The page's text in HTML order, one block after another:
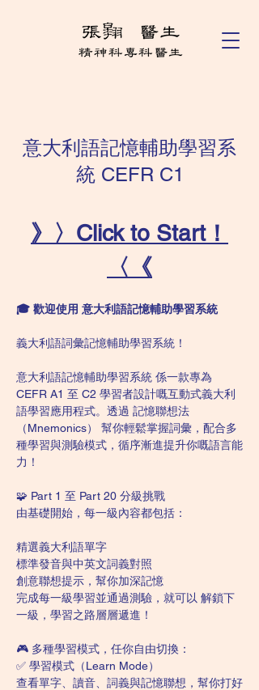
意大利語記憶輔助學習系
統 CEFR C1
》〉Click to Start！
〈《
🎓 歡迎使用 意大利語記憶輔助學習系統
義大利語詞彙記憶輔助學習系統！
意大利語記憶輔助學習系統 係一款專為
CEFR A1 至 C2 學習者設計嘅互動式義大利
語學習應用程式。透過 記憶聯想法
（Mnemonics） 幫你輕鬆掌握詞彙，配合多
種學習與測驗模式，循序漸進提升你嘅語言能
力！
🧩 Part 1 至 Part 20 分級挑戰
由基礎開始，每一級內容都包括：
精選義大利語單字
標準發音與中英文詞義對照
創意聯想提示，幫你加深記憶
完成每一級學習並通過測驗，就可以 解鎖下
一級，學習之路層層遞進！
🎮 多種學習模式，任你自由切換：
✅ 學習模式（Learn Mode）
查看單字、讀音、詞義與記憶聯想，幫你打好